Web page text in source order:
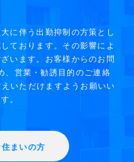
に伴う出勤抑制の方策とし
ております。その影響によ
います。お客様からのお問
、営業・勧誘目的のご連絡
いただけますようお願いい
。
まいの方